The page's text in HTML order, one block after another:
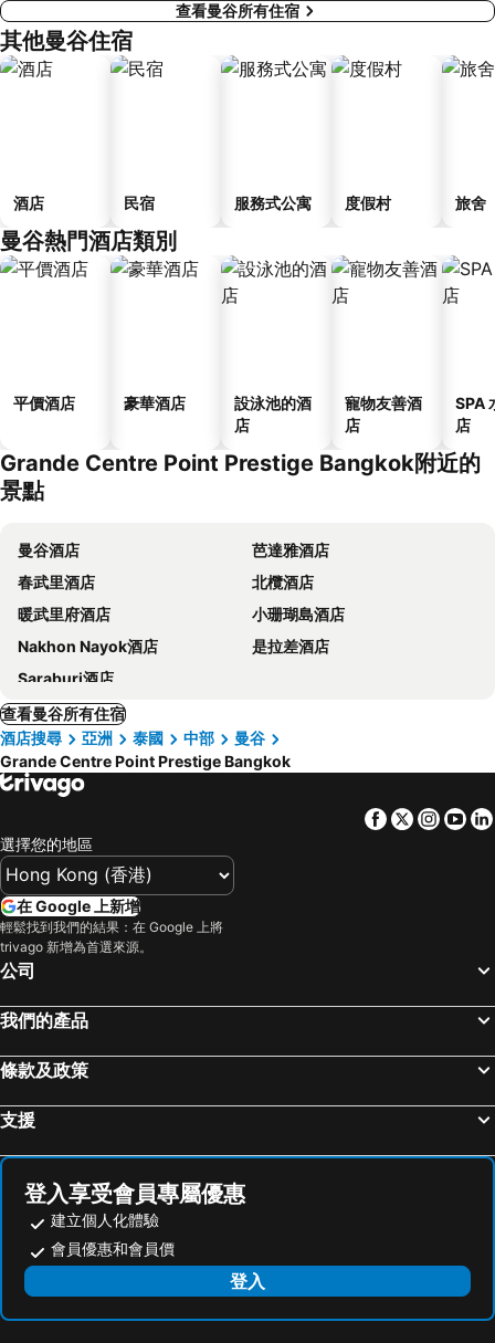
查看曼谷所有住宿
其他曼谷住宿
酒店 民宿 服務式公寓 度假村 旅舍
曼谷熱門酒店類別
平價酒店 豪華酒店
設泳池的酒
店
寵物友善酒
店
SPA
店
Grande Centre Point Prestige Bangkok附近的
景點
曼谷酒店
芭達雅酒店
春武里酒店
北欖酒店
暖武里府酒店
小珊瑚島酒店
Nakhon Nayok酒店
是拉差酒店
Saraburi酒店
查看曼谷所有住宿
酒店搜尋
亞洲 泰國 中部
曼谷
Grande Centre Point Prestige Bangkok
Facebook
Twitter
選擇您的地區
在 Google 上新增
輕鬆找到我們的結果：在 Google 上將
trivago 新增為首選來源。
公司
我們的產品
條款及政策
支援
登入享受會員專屬優惠
建立個人化體驗
會員優惠和會員價
登入